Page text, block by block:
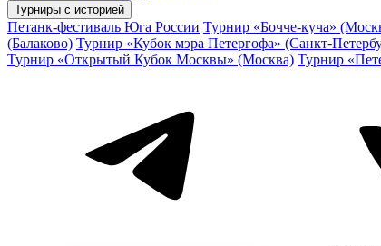
Турниры с историей
Петанк-фестиваль Юга России Турнир «Бочче-куча»
(Балаково) Турнир «Кубок мэра Петергофа» (Санкт-
Турнир «Открытый Кубок Москвы» (Москва) Турнир